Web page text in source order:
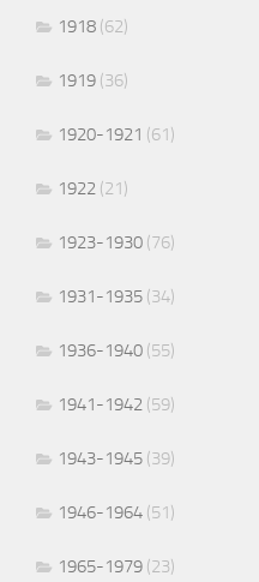
1918 (62)
1919 (36)
1920-1921 (61)
1922 (21)
1923-1930 (76)
1931-1935 (34)
1936-1940 (55)
1941-1942 (59)
1943-1945 (39)
1946-1964 (51)
1965-1979 (23)